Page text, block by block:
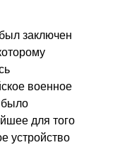
заключен
военное
для того
устройство